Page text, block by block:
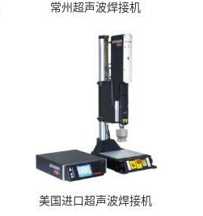
常州超声波焊接机
美国进口超声波焊接机